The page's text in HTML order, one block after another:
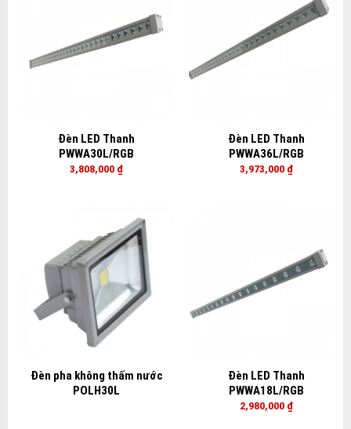
Đèn LED Thanh
PWWA30L/RGB
3,808,000 ₫
Đèn LED Thanh
PWWA36L/RGB
3,973,000 ₫
Đèn pha không thấm nước
POLH30L
Đèn LED Thanh
PWWA18L/RGB
2,980,000 ₫